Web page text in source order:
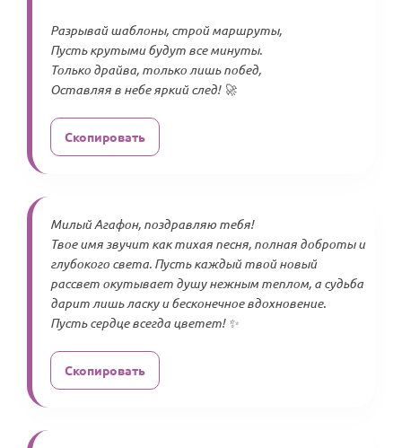
Разрывай шаблоны, строй маршруты,
Пусть крутыми будут все минуты.
Только драйва, только лишь побед,
Оставляя в небе яркий след! 🚀
Скопировать
Милый Агафон, поздравляю тебя!
Твое имя звучит как тихая песня, полная доброты и
глубокого света. Пусть каждый твой новый
рассвет окутывает душу нежным теплом, а судьба
дарит лишь ласку и бесконечное вдохновение.
Пусть сердце всегда цветет! ✨
Скопировать